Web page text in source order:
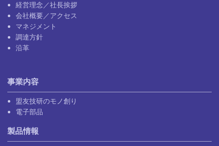
経営理念／社長挨拶
会社概要／アクセス
マネジメント
調達方針
沿革
事業内容
盟友技研のモノ創り
電子部品
製品情報